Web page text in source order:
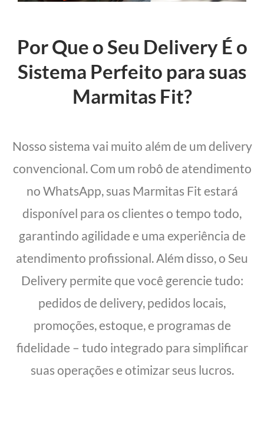
Por Que o Seu Delivery É o
Sistema Perfeito para suas
Marmitas Fit?
Nosso sistema vai muito além de um delivery
convencional. Com um robô de atendimento
no WhatsApp, suas Marmitas Fit estará
disponível para os clientes o tempo todo,
garantindo agilidade e uma experiência de
atendimento profissional. Além disso, o Seu
Delivery permite que você gerencie tudo:
pedidos de delivery, pedidos locais,
promoções, estoque, e programas de
fidelidade – tudo integrado para simplificar
suas operações e otimizar seus lucros.